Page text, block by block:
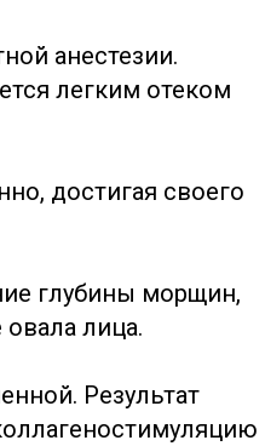
анестезии.
легким отеком
достигая своего
глубины морщин,
лица.
Результат